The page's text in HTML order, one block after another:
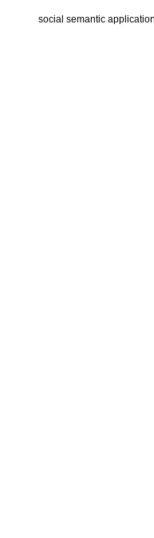
social semantic